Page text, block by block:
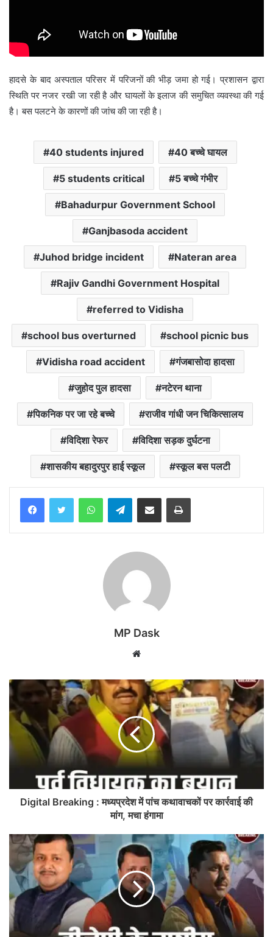
हादसे के बाद अस्पताल परिसर में परिजनों की भीड़ जमा हो गई। प्रशासन द्वारा
स्थिति पर नजर रखी जा रही है और घायलों के इलाज की समुचित व्यवस्था की गई
है। बस पलटने के कारणों की जांच की जा रही है।
40 students injured 40 बच्चे घायल
5 students critical 5 बच्चे गंभीर
Bahadurpur Government School
Ganjbasoda accident
Juhod bridge incident Nateran area
Rajiv Gandhi Government Hospital
referred to Vidisha
school bus overturned school picnic bus
Vidisha road accident गंजबासोदा हादसा
जुहोद पुल हादसा नटेरन थाना
पिकनिक पर जा रहे बच्चे राजीव गांधी जन चिकित्सालय
विदिशा रेफर विदिशा सड़क दुर्घटना
शासकीय बहादुरपुर हाई स्कूल स्कूल बस पलटी
WhatsAppTelegramShare via Email Print
MP Dask
Website
Digital Breaking : मध्यप्रदेश में पांच कथावाचकों पर कार्रवाई की
मांग, मचा हंगामा